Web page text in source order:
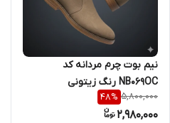
نیم بوت چرم مردانه کد
NB069OC رنگ زیتونی
5,800,000
48%
2,980,000